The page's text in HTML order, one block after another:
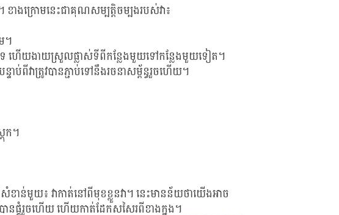
ក្រោមនេះជាគុណសម្បត្តិចម្បងរបស់វា៖
។
េ ហើយងាយស្រួលផ្លាស់ទីពីកន្លែងមួយទៅកន្លែងមួយទៀត។
ប់ពីវាត្រូវបានភ្ជាប់ទៅនឹងរចនាសម្ព័ន្ធរួចហើយ។
ក។
ាន់មួយ៖ វាកាត់នៅពីមុខខ្លួនវា។ នេះមានន័យថាយើងអាច
នផ្គុំរួចហើយ ហើយកាត់ដែកសសៃរពីខាងក្នុង។